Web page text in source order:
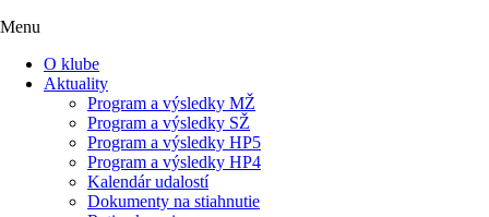
Menu
O klube
Aktuality
Program a výsledky MŽ
Program a výsledky SŽ
Program a výsledky HP5
Program a výsledky HP4
Kalendár udalostí
Dokumenty na stiahnutie